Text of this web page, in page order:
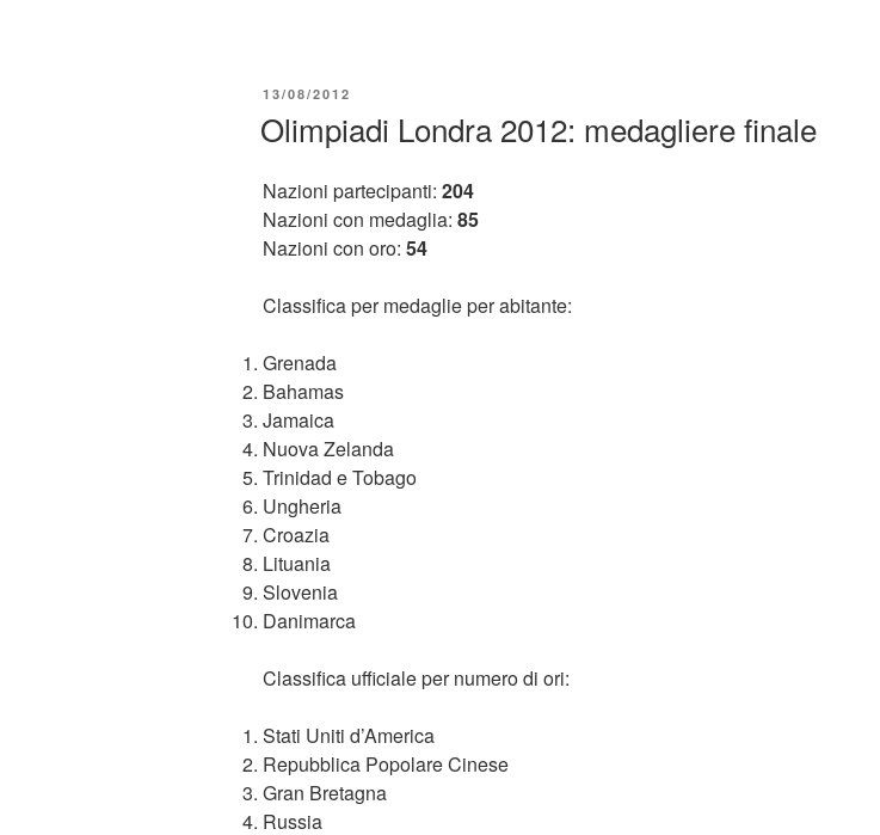
PUBBLICATO
13/08/2012
Olimpiadi Londra 2012: medagliere finale
Nazioni partecipanti: 204
Nazioni con medaglia: 85
Nazioni con oro: 54
Classifica per medaglie per abitante:
Grenada
Bahamas
Jamaica
Nuova Zelanda
Trinidad e Tobago
Ungheria
Croazia
Lituania
Slovenia
Danimarca
Classifica ufficiale per numero di ori:
Stati Uniti d’America
Repubblica Popolare Cinese
Gran Bretagna
Russia